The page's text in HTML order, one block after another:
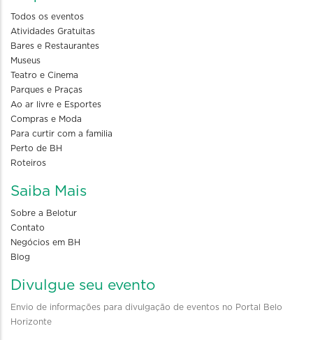
Todos os eventos
Atividades Gratuitas
Bares e Restaurantes
Museus
Teatro e Cinema
Parques e Praças
Ao ar livre e Esportes
Compras e Moda
Para curtir com a familia
Perto de BH
Roteiros
Saiba Mais
Sobre a Belotur
Contato
Negócios em BH
Blog
Divulgue seu evento
Envio de informações para divulgação de eventos no Portal Belo
Horizonte